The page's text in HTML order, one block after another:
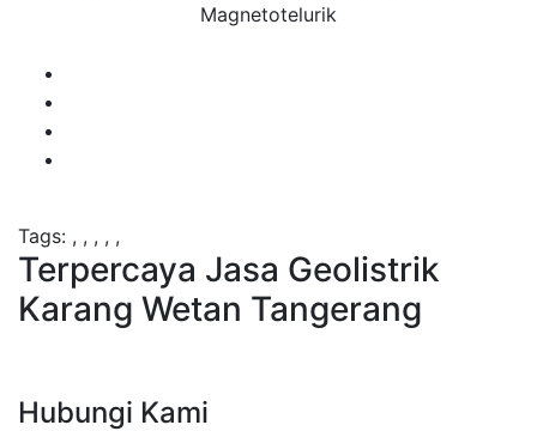
Magnetotelurik
Tags: , , , , ,
Terpercaya Jasa Geolistrik
Karang Wetan Tangerang
Hubungi Kami